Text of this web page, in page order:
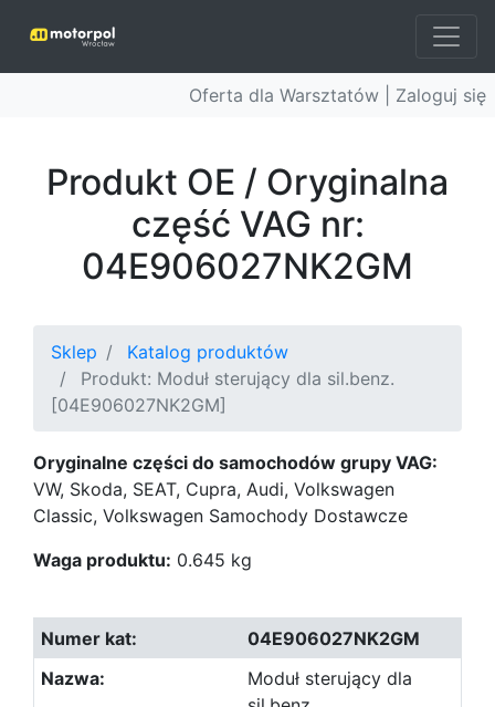
Oferta dla Warsztatów | Zaloguj się
Produkt OE / Oryginalna
część VAG nr:
04E906027NK2GM
Sklep
Katalog produktów
Produkt: Moduł sterujący dla sil.benz.
[04E906027NK2GM]
Oryginalne części do samochodów grupy VAG:
VW, Skoda, SEAT, Cupra, Audi, Volkswagen
Classic, Volkswagen Samochody Dostawcze
Waga produktu: 0.645 kg
04E906027NK2GM
Moduł sterujący dla